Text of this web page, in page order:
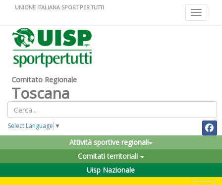
Toggle
UNIONE ITALIANA SPORT PER TUTTI
Comitato Regionale
Toscana
Select Language ▼
Attività sportive regionali
Comitati territoriali
Uisp Nazionale